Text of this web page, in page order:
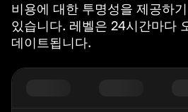
비용에 대한 투명성을 제공하
있습니다. 레벨은 24시간마다
데이트됩니다.